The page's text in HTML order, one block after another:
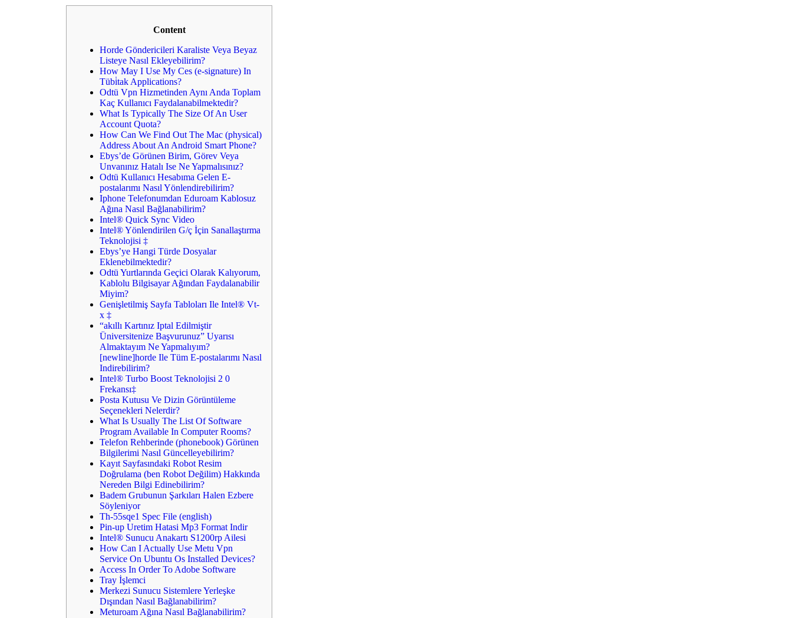
Content
Horde Göndericileri Karaliste Veya Beyaz
Listeye Nasıl Ekleyebilirim?
How May I Use My Ces (e-signature) In
Tübi̇tak Applications?
Odtü Vpn Hizmetinden Aynı Anda Toplam
Kaç Kullanıcı Faydalanabilmektedir?
What Is Typically The Size Of An User
Account Quota?
How Can We Find Out The Mac (physical)
Address About An Android Smart Phone?
Ebys’de Görünen Birim, Görev Veya
Unvanınız Hatalı Ise Ne Yapmalısınız?
Odtü Kullanıcı Hesabıma Gelen E-
postalarımı Nasıl Yönlendirebilirim?
Iphone Telefonumdan Eduroam Kablosuz
Ağına Nasıl Bağlanabilirim?
Intel® Quick Sync Video
Intel® Yönlendirilen G/ç İçin Sanallaştırma
Teknolojisi ‡
Ebys’ye Hangi Türde Dosyalar
Eklenebilmektedir?
Odtü Yurtlarında Geçici Olarak Kalıyorum,
Kablolu Bilgisayar Ağından Faydalanabilir
Miyim?
Genişletilmiş Sayfa Tabloları Ile Intel® Vt-
x ‡
“akıllı Kartınız Iptal Edilmiştir
Üniversitenize Başvurunuz” Uyarısı
Almaktayım Ne Yapmalıyım?
[newline]horde Ile Tüm E-postalarımı Nasıl
Indirebilirim?
Intel® Turbo Boost Teknolojisi 2 0
Frekansı‡
Posta Kutusu Ve Dizin Görüntüleme
Seçenekleri Nelerdir?
What Is Usually The List Of Software
Program Available In Computer Rooms?
Telefon Rehberinde (phonebook) Görünen
Bilgilerimi Nasıl Güncelleyebilirim?
Kayıt Sayfasındaki Robot Resim
Doğrulama (ben Robot Değilim) Hakkında
Nereden Bilgi Edinebilirim?
Badem Grubunun Şarkıları Halen Ezbere
Söyleniyor
Th-55sqe1 Spec File (english)
Pin-up Uretim Hatasi Mp3 Format Indir
Intel® Sunucu Anakartı S1200rp Ailesi
How Can I Actually Use Metu Vpn
Service On Ubuntu Os Installed Devices?
Access In Order To Adobe Software
Tray İşlemci
Merkezi Sunucu Sistemlere Yerleşke
Dışından Nasıl Bağlanabilirim?
Meturoam Ağına Nasıl Bağlanabilirim?